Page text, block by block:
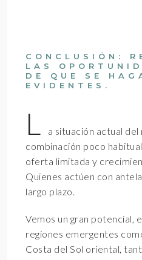
CONCLUSIÓN:
LAS
DE QUE SE
EVIDENTES.
L
a situación actual
combinación poco
oferta limitada y
Quienes actúen con
largo plazo.
Vemos un gran potencial,
regiones emergentes
Costa del Sol oriental,